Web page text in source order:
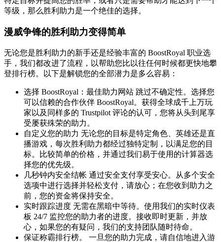
等级，那么胜利助力是一个绝佳的选择。
漫威争锋的胜利助力变得简单
无论您是胜利助力的新手还是经验丰富的 BoostRoyal 职业选
手，我们都改进了流程，以帮助您比以往任何时候都更快地攀
登排行榜。以下是解锁您的全部潜力是多么容易：
选择 BoostRoyal：最佳助力网站 跳过不确定性。选择您
可以信赖的合作伙伴 BoostRoyal。获得全球成千上万玩
家以及同样多的 Trustpilot 评论的认可，您将从头到尾享
受屡获殊荣的助力。
自定义您的助力 无论您的目标是特定角色、英雄还是直
播游戏，每次胜利助力都经过独特定制，以满足您的目
标。比较简单的价格，并通过我们易于使用的计算器选
择您的优先级。
几秒钟内安全结帐 通过安全支付享受安心。从多个安全
选项中进行选择并轻松支付，请放心；在您收到助力之
前，您的资金将保持安全。
实时跟踪进度 无需在黑暗中等待。使用我们的实时仪表
板 24/7 监控您的助力者的进度。接收即时更新，并放
心，如果您的有疑问，我们的支持团队随时待命。
保证称霸排行榜。 一旦您的助力完成，请自信地进入游